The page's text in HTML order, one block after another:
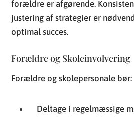
forældre er afgørende.
justering af strategier er
optimal succes.
Forældre og Skoleinvolvering
Forældre og skolepersonale bør:
Deltage i regelmæssige